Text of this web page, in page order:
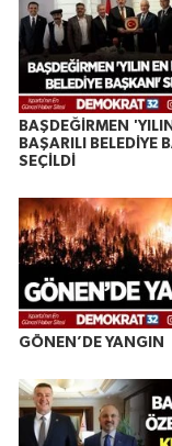
BAŞDEĞİRMEN
BAŞARILI BELEDİYE
SEÇİLDİ
GÖNEN’DE YANGIN